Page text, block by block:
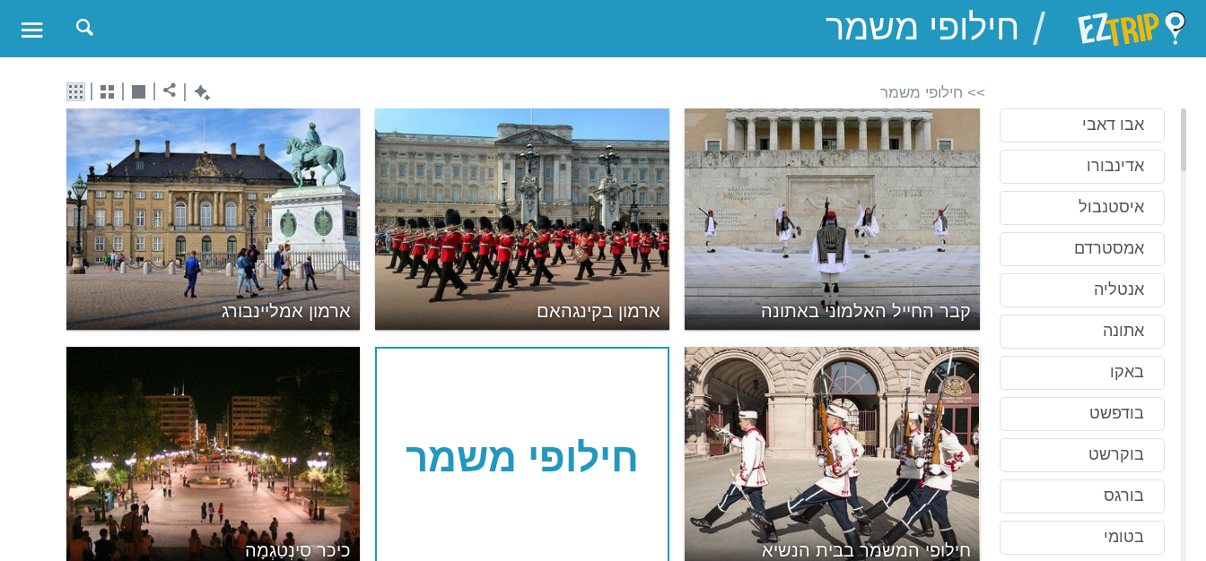
EZTrip
/
אבו דאבי
אדינבורו
איסטנבול
אמסטרדם
אנטליה
אתונה
באקו
בודפשט
בוקרשט
בורגס
בטומי
>> חילופי משמר
ארמון אמליינבורג ארמון בקינגהאם קבר החייל האלמוני באתונה
כיכר סִינְטַגְמָה
חילופי משמר
חילופי המשמר בבית הנשיא
העתיק